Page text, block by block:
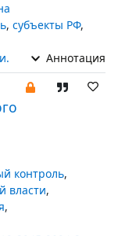
, субъекты РФ,
Аннотация
контроль,
власти,
,